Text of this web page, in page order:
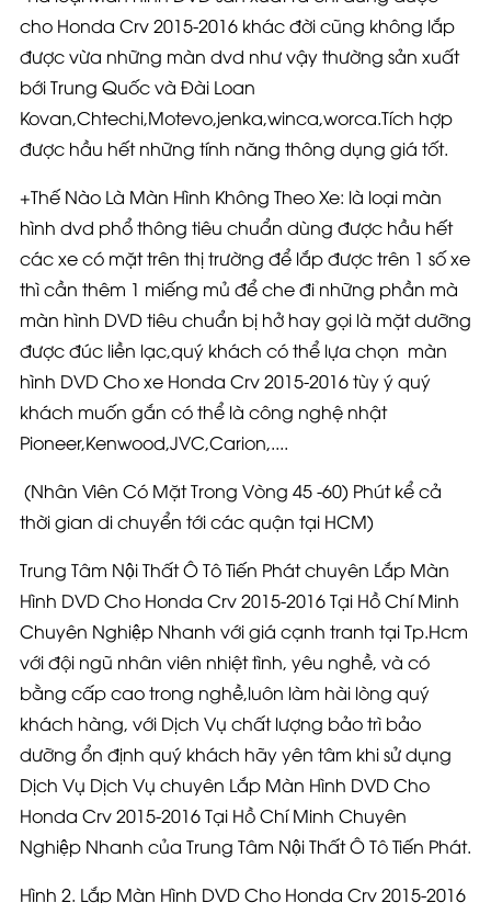
cho Honda Crv 2015-2016 khác đời cũng không lắp
được vừa những màn dvd như vậy thường sản xuất
bới Trung Quốc và Đài Loan
Kovan,Chtechi,Motevo,jenka,winca,worca.Tích hợp
được hầu hết những tính năng thông dụng giá tốt.
+Thế Nào Là Màn Hình Không Theo Xe: là loại màn
hình dvd phổ thông tiêu chuẩn dùng được hầu hết
các xe có mặt trên thị trường để lắp được trên 1 số xe
thì cần thêm 1 miếng mủ để che đi những phần mà
màn hình DVD tiêu chuẩn bị hở hay gọi là mặt dưỡng
được đúc liền lạc,quý khách có thể lựa chọn màn
hình DVD Cho xe Honda Crv 2015-2016 tùy ý quý
khách muốn gắn có thể là công nghệ nhật
Pioneer,Kenwood,JVC,Carion,....
(Nhân Viên Có Mặt Trong Vòng 45 -60) Phút kể cả
thời gian di chuyển tới các quận tại HCM)
Trung Tâm Nội Thất Ô Tô Tiến Phát chuyên Lắp Màn
Hình DVD Cho Honda Crv 2015-2016 Tại Hồ Chí Minh
Chuyên Nghiệp Nhanh với giá cạnh tranh tại Tp.Hcm
với đội ngũ nhân viên nhiệt tình, yêu nghề, và có
bằng cấp cao trong nghề,luôn làm hài lòng quý
khách hàng, với Dịch Vụ chất lượng bảo trì bảo
dưỡng ổn định quý khách hãy yên tâm khi sử dụng
Dịch Vụ Dịch Vụ chuyên Lắp Màn Hình DVD Cho
Honda Crv 2015-2016 Tại Hồ Chí Minh Chuyên
Nghiệp Nhanh của Trung Tâm Nội Thất Ô Tô Tiến Phát.
Hình 2. Lắp Màn Hình DVD Cho Honda Crv 2015-2016